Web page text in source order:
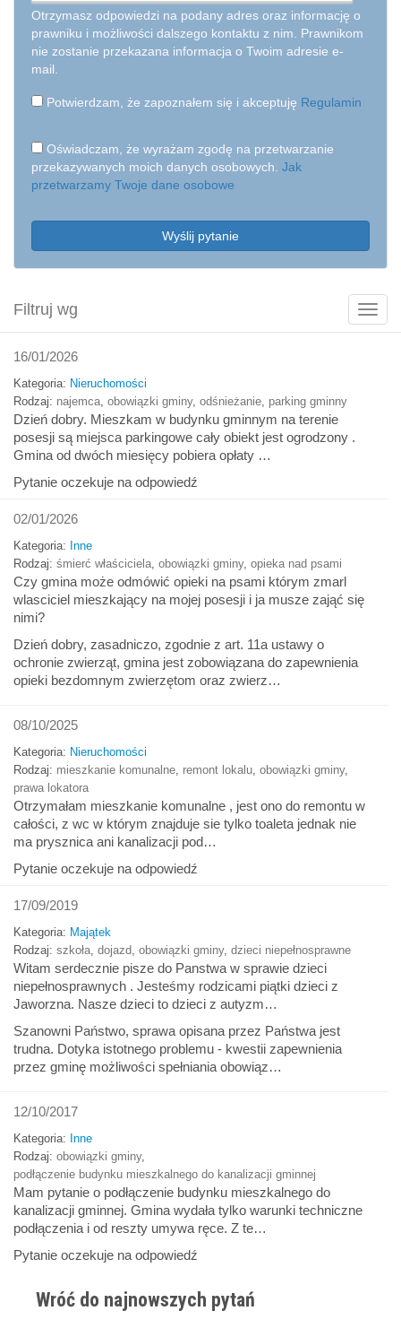
Pokaż
filtry
Filtruj wg
Otrzymasz odpowiedzi na podany adres oraz informację o
prawniku i możliwości dalszego kontaktu z nim. Prawnikom
nie zostanie przekazana informacja o Twoim adresie e-
mail.
Potwierdzam, że zapoznałem się i akceptuję Regulamin
Oświadczam, że wyrażam zgodę na przetwarzanie
przekazywanych moich danych osobowych. Jak
przetwarzamy Twoje dane osobowe
Wyślij pytanie
16/01/2026
Kategoria: Nieruchomości
Rodzaj: najemca obowiązki gminy, odśnieżanie parking gminny
Dzień dobry. Mieszkam w budynku gminnym na terenie
posesji są miejsca parkingowe cały obiekt jest ogrodzony .
Gmina od dwóch miesięcy pobiera opłaty …
Pytanie oczekuje na odpowiedź
02/01/2026
Kategoria: Inne
Rodzaj: śmierć właściciela obowiązki gminy, opieka nad psami
Czy gmina może odmówić opieki na psami którym zmarl
wlasciciel mieszkający na mojej posesji i ja musze zająć się
nimi?
Dzień dobry, zasadniczo, zgodnie z art. 11a ustawy o
ochronie zwierząt, gmina jest zobowiązana do zapewnienia
opieki bezdomnym zwierzętom oraz zwierz…
08/10/2025
Kategoria: Nieruchomości
Rodzaj: mieszkanie komunalne remont lokalu obowiązki gminy,
prawa lokatora
Otrzymałam mieszkanie komunalne , jest ono do remontu w
całości, z wc w którym znajduje sie tylko toaleta jednak nie
ma prysznica ani kanalizacji pod…
Pytanie oczekuje na odpowiedź
17/09/2019
Kategoria: Majątek
Rodzaj: szkoła dojazd obowiązki gminy, dzieci niepełnosprawne
Witam serdecznie pisze do Panstwa w sprawie dzieci
niepełnosprawnych . Jesteśmy rodzicami piątki dzieci z
Jaworzna. Nasze dzieci to dzieci z autyzm…
Szanowni Państwo, sprawa opisana przez Państwa jest
trudna. Dotyka istotnego problemu - kwestii zapewnienia
przez gminę możliwości spełniania obowiąz…
12/10/2017
Kategoria: Inne
Rodzaj: obowiązki gminy,
podłączenie budynku mieszkalnego do kanalizacji gminnej
Mam pytanie o podłączenie budynku mieszkalnego do
kanalizacji gminnej. Gmina wydała tylko warunki techniczne
podłączenia i od reszty umywa ręce. Z te…
Pytanie oczekuje na odpowiedź
Wróć do najnowszych pytań